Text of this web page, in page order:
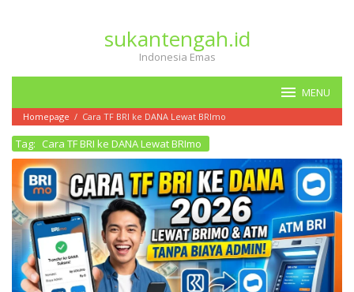
sukantengah.id
Indonesia Emas
MENU
Homepage / Cara TF BRI ke DANA Lewat BRImo
Tag: Cara TF BRI ke DANA Lewat BRImo